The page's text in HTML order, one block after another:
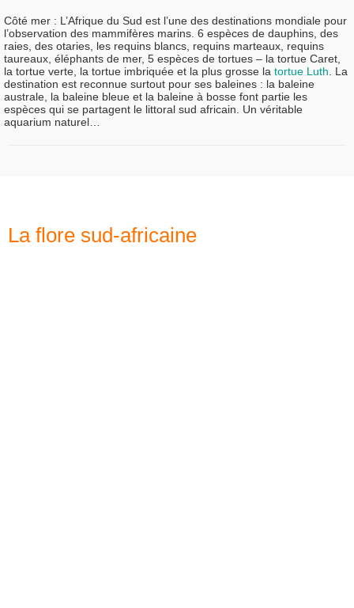
Côté mer : L’Afrique du Sud est l’une des destinations mondiale pour
l’observation des mammifères marins. 6 espèces de dauphins, des
raies, des otaries, les requins blancs, requins marteaux, requins
taureaux, éléphants de mer, 5 espèces de tortues – la tortue Caret,
la tortue verte, la tortue imbriquée et la plus grosse la tortue Luth. La
destination est reconnue surtout pour ses baleines : la baleine
australe, la baleine bleue et la baleine à bosse font partie les
espèces qui se partagent le littoral sud africain. Un véritable
aquarium naturel…
La flore sud-africaine